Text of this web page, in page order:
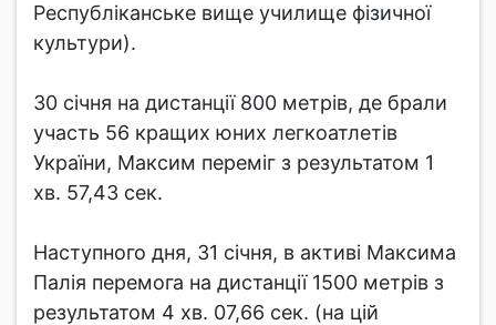
Республіканське вище училище фізичної
культури).
30 січня на дистанції 800 метрів, де брали
участь 56 кращих юних легкоатлетів
України, Максим переміг з результатом 1
хв. 57,43 сек.
Наступного дня, 31 січня, в активі Максима
Палія перемога на дистанції 1500 метрів з
результатом 4 хв. 07,66 сек. (на цій